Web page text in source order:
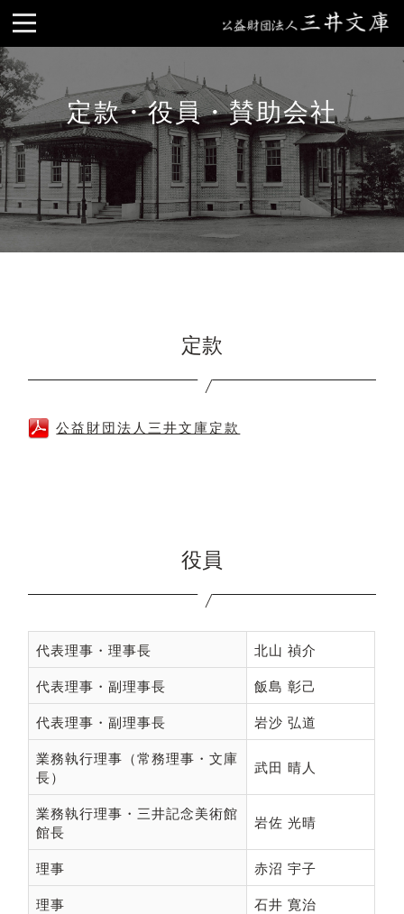
定款・役員・賛助会社
定款
公益財団法人三井文庫定款
役員
代表理事・理事長 北山 禎介
代表理事・副理事長 飯島 彰己
代表理事・副理事長 岩沙 弘道
業務執行理事（常務理事・文庫
長）
武田 晴人
業務執行理事・三井記念美術館
館長
岩佐 光晴
理事 赤沼 宇子
理事 石井 寛治